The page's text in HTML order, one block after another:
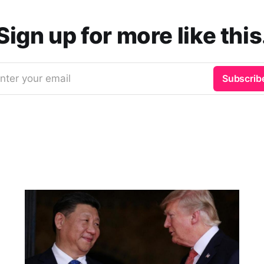
up for more like
your email